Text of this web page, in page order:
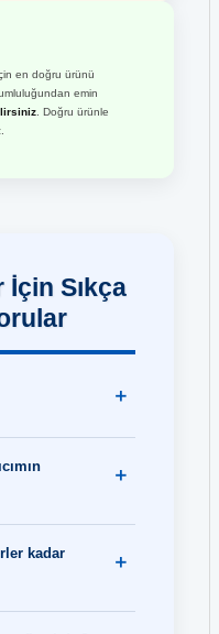
en doğru ürünü
emin
. Doğru ürünle
Sıkça
kadar